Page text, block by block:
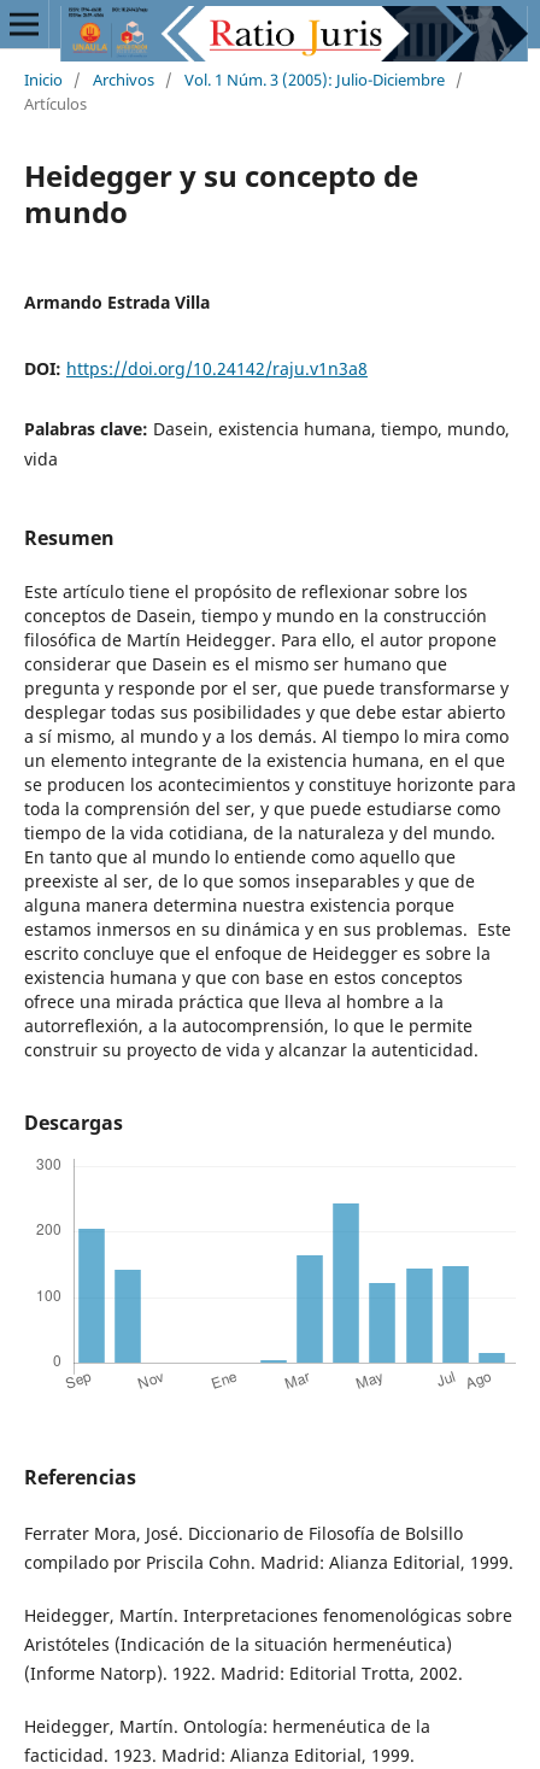
Inicio / Archivos / Vol. 1 Núm. 3 (2005): Julio-Diciembre /
Artículos
Heidegger y su concepto de
mundo
Armando Estrada Villa
DOI: https://doi.org/10.24142/raju.v1n3a8
Palabras clave: Dasein, existencia humana, tiempo, mundo,
vida
Resumen
Este artículo tiene el propósito de reflexionar sobre los
conceptos de Dasein, tiempo y mundo en la construcción
filosófica de Martín Heidegger. Para ello, el autor propone
considerar que Dasein es el mismo ser humano que
pregunta y responde por el ser, que puede transformarse y
desplegar todas sus posibilidades y que debe estar abierto
a sí mismo, al mundo y a los demás. Al tiempo lo mira como
un elemento integrante de la existencia humana, en el que
se producen los acontecimientos y constituye horizonte para
toda la comprensión del ser, y que puede estudiarse como
tiempo de la vida cotidiana, de la naturaleza y del mundo.
En tanto que al mundo lo entiende como aquello que
preexiste al ser, de lo que somos inseparables y que de
alguna manera determina nuestra existencia porque
estamos inmersos en su dinámica y en sus problemas. Este
escrito concluye que el enfoque de Heidegger es sobre la
existencia humana y que con base en estos conceptos
ofrece una mirada práctica que lleva al hombre a la
autorreflexión, a la autocomprensión, lo que le permite
construir su proyecto de vida y alcanzar la autenticidad.
Descargas
Referencias
Ferrater Mora, José. Diccionario de Filosofía de Bolsillo
compilado por Priscila Cohn. Madrid: Alianza Editorial, 1999.
Heidegger, Martín. Interpretaciones fenomenológicas sobre
Aristóteles (Indicación de la situación hermenéutica)
(Informe Natorp). 1922. Madrid: Editorial Trotta, 2002.
Heidegger, Martín. Ontología: hermenéutica de la
facticidad. 1923. Madrid: Alianza Editorial, 1999.